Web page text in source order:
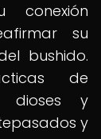
conexión
su
bushido.
de
dioses y
y